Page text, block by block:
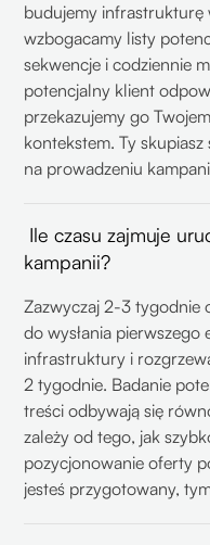
budujemy infrastrukturę
wzbogacamy listy
sekwencje i codziennie
potencjalny klient
przekazujemy go
kontekstem. Ty
na prowadzeniu
Ile czasu zajmuje
kampanii?
Zazwyczaj 2-3 tygodnie
do wysłania
infrastruktury i
2 tygodnie. Badanie
treści odbywają się
zależy od tego, jak
pozycjonowanie oferty
jesteś przygotowany,